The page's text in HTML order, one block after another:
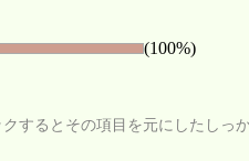
(100%)
するとその項目を元にしたしっ